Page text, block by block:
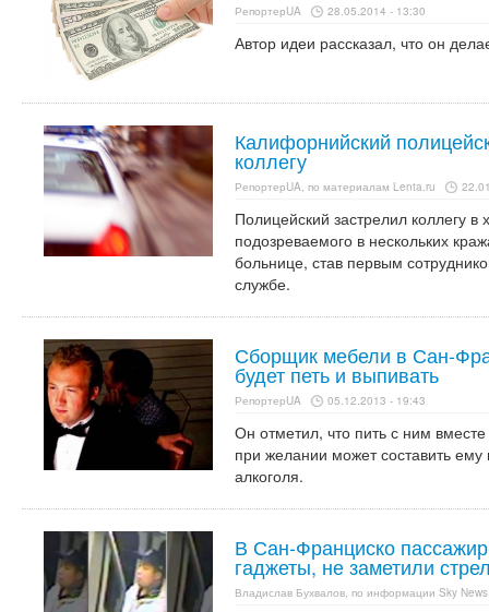
РепортерUA 28.05.2014 - 13:30
Автор идеи рассказал, что он
Калифорнийский
коллегу
РепортерUA, по материалам Lenta.ru
Полицейский застрелил коллегу в
подозреваемого в нескольких
больнице, став первым
службе.
Сборщик мебели в Сан-
будет петь и выпивать
РепортерUA 05.12.2013 - 19:43
Он отметил, что пить с ним вместе
при желании может составить
алкоголя.
В Сан-Франциско
гаджеты, не заметили
Владислав Бухвалов, по информации Sky News